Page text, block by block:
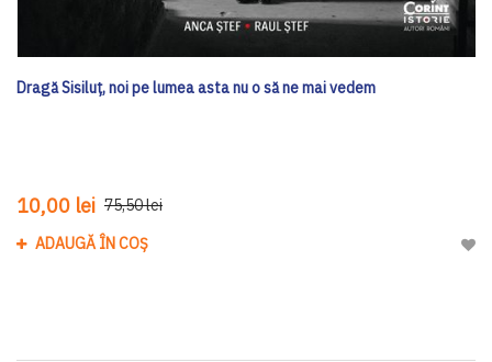
Dragă Sisiluţ, noi pe lumea asta nu o să ne mai vedem
10,00 lei 75,50 lei
ADAUGĂ ÎN COȘ